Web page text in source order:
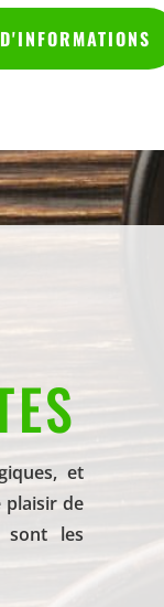
et
plaisir de
sont les